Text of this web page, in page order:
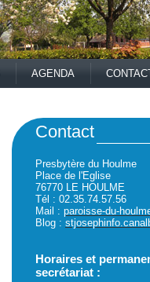
AGENDA
Contact
Presbytère du Houlme
Place de l'Eglise
76770 LE HOULME
Tél : 02.35.74.57.56
Mail : paroisse-du-
Blog :
Horaires et
secrétariat :